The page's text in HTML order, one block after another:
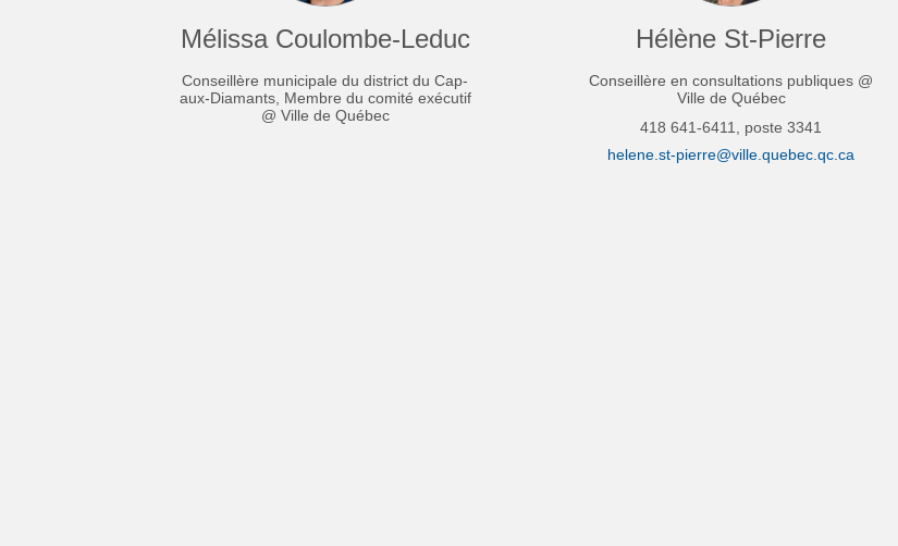
Mélissa Coulombe-Leduc
Conseillère municipale du district du Cap-
aux-Diamants, Membre du comité exécutif
@ Ville de Québec
Hélène St-Pierre
Conseillère en consultations publiques @
Ville de Québec
418 641-6411, poste 3341
helene.st-pierre@ville.quebec.qc.ca